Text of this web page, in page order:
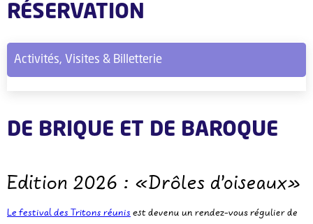
RÉSERVATION
Activités, Visites & Billetterie
DE BRIQUE ET DE BAROQUE
Edition 2026 : «Drôles d’oiseaux»
Le festival des Tritons réunis est devenu un rendez-vous régulier de